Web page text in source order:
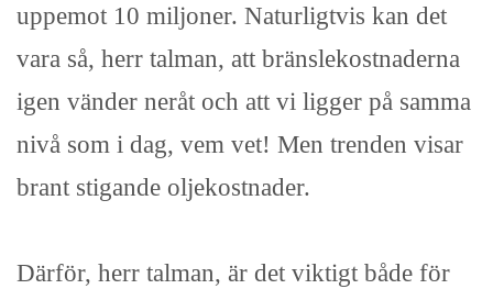
uppemot 10 miljoner. Naturligtvis kan det
vara så, herr talman, att bränslekostnaderna
igen vänder neråt och att vi ligger på samma
nivå som i dag, vem vet! Men trenden visar
brant stigande oljekostnader.
Därför, herr talman, är det viktigt både för